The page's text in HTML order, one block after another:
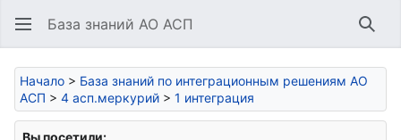
База знаний АО АСП
Начало > База знаний по интеграционным решениям АО
АСП > 4 асп.меркурий > 1 интеграция
Вы посетили: